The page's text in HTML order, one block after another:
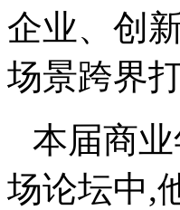
企业、创
场景跨界
本届商
场论坛中,